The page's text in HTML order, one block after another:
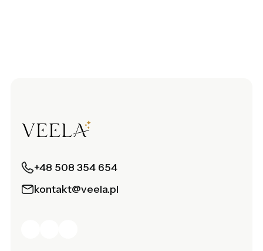
+48 508 354 654
kontakt@veela.pl